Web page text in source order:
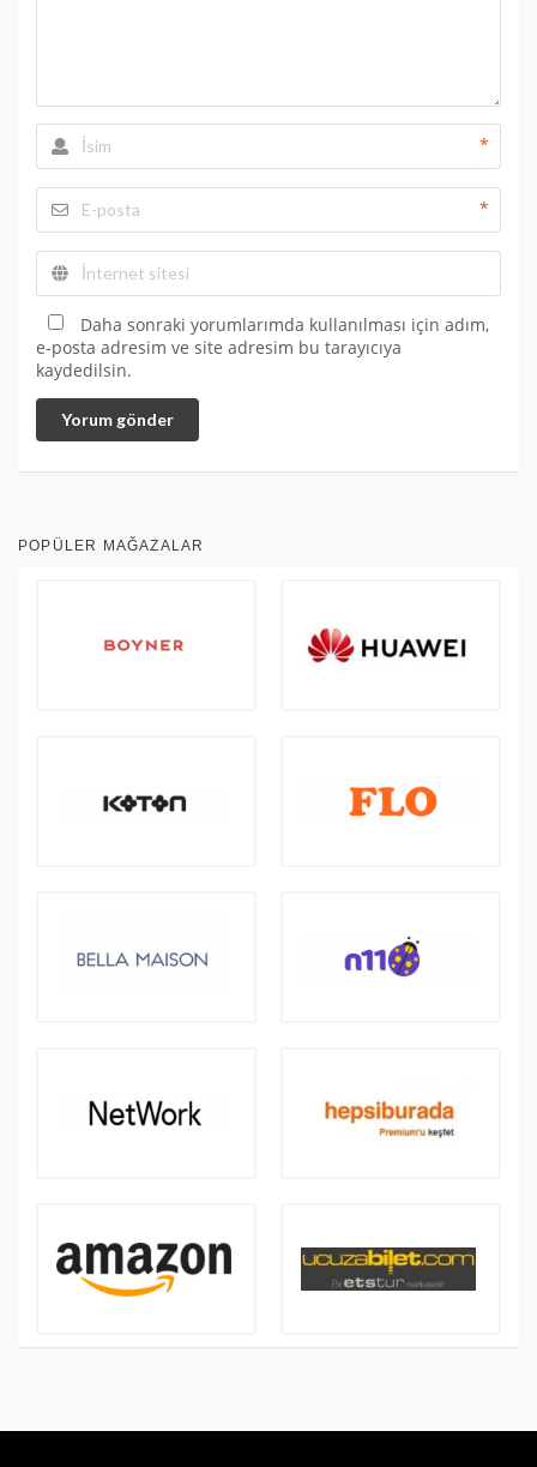
*
*
Daha sonraki yorumlarımda kullanılması için adım,
e-posta adresim ve site adresim bu tarayıcıya
kaydedilsin.
Yorum gönder
POPÜLER MAĞAZALAR